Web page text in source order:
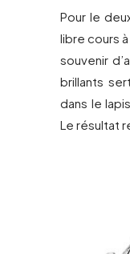
Pour le
libre cours
souvenir
brillants
dans le
Le résultat